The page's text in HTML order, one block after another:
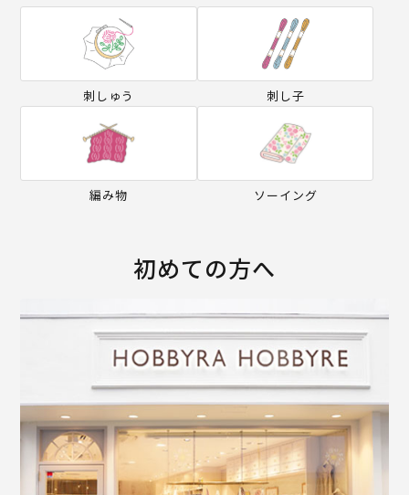
刺しゅう 刺し子
編み物 ソーイング
初めての方へ